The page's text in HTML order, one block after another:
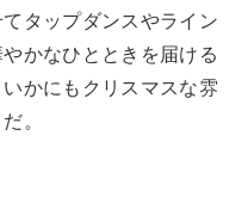
タップダンスやライン
かなひとときを届ける
かにもクリスマスな雰
。